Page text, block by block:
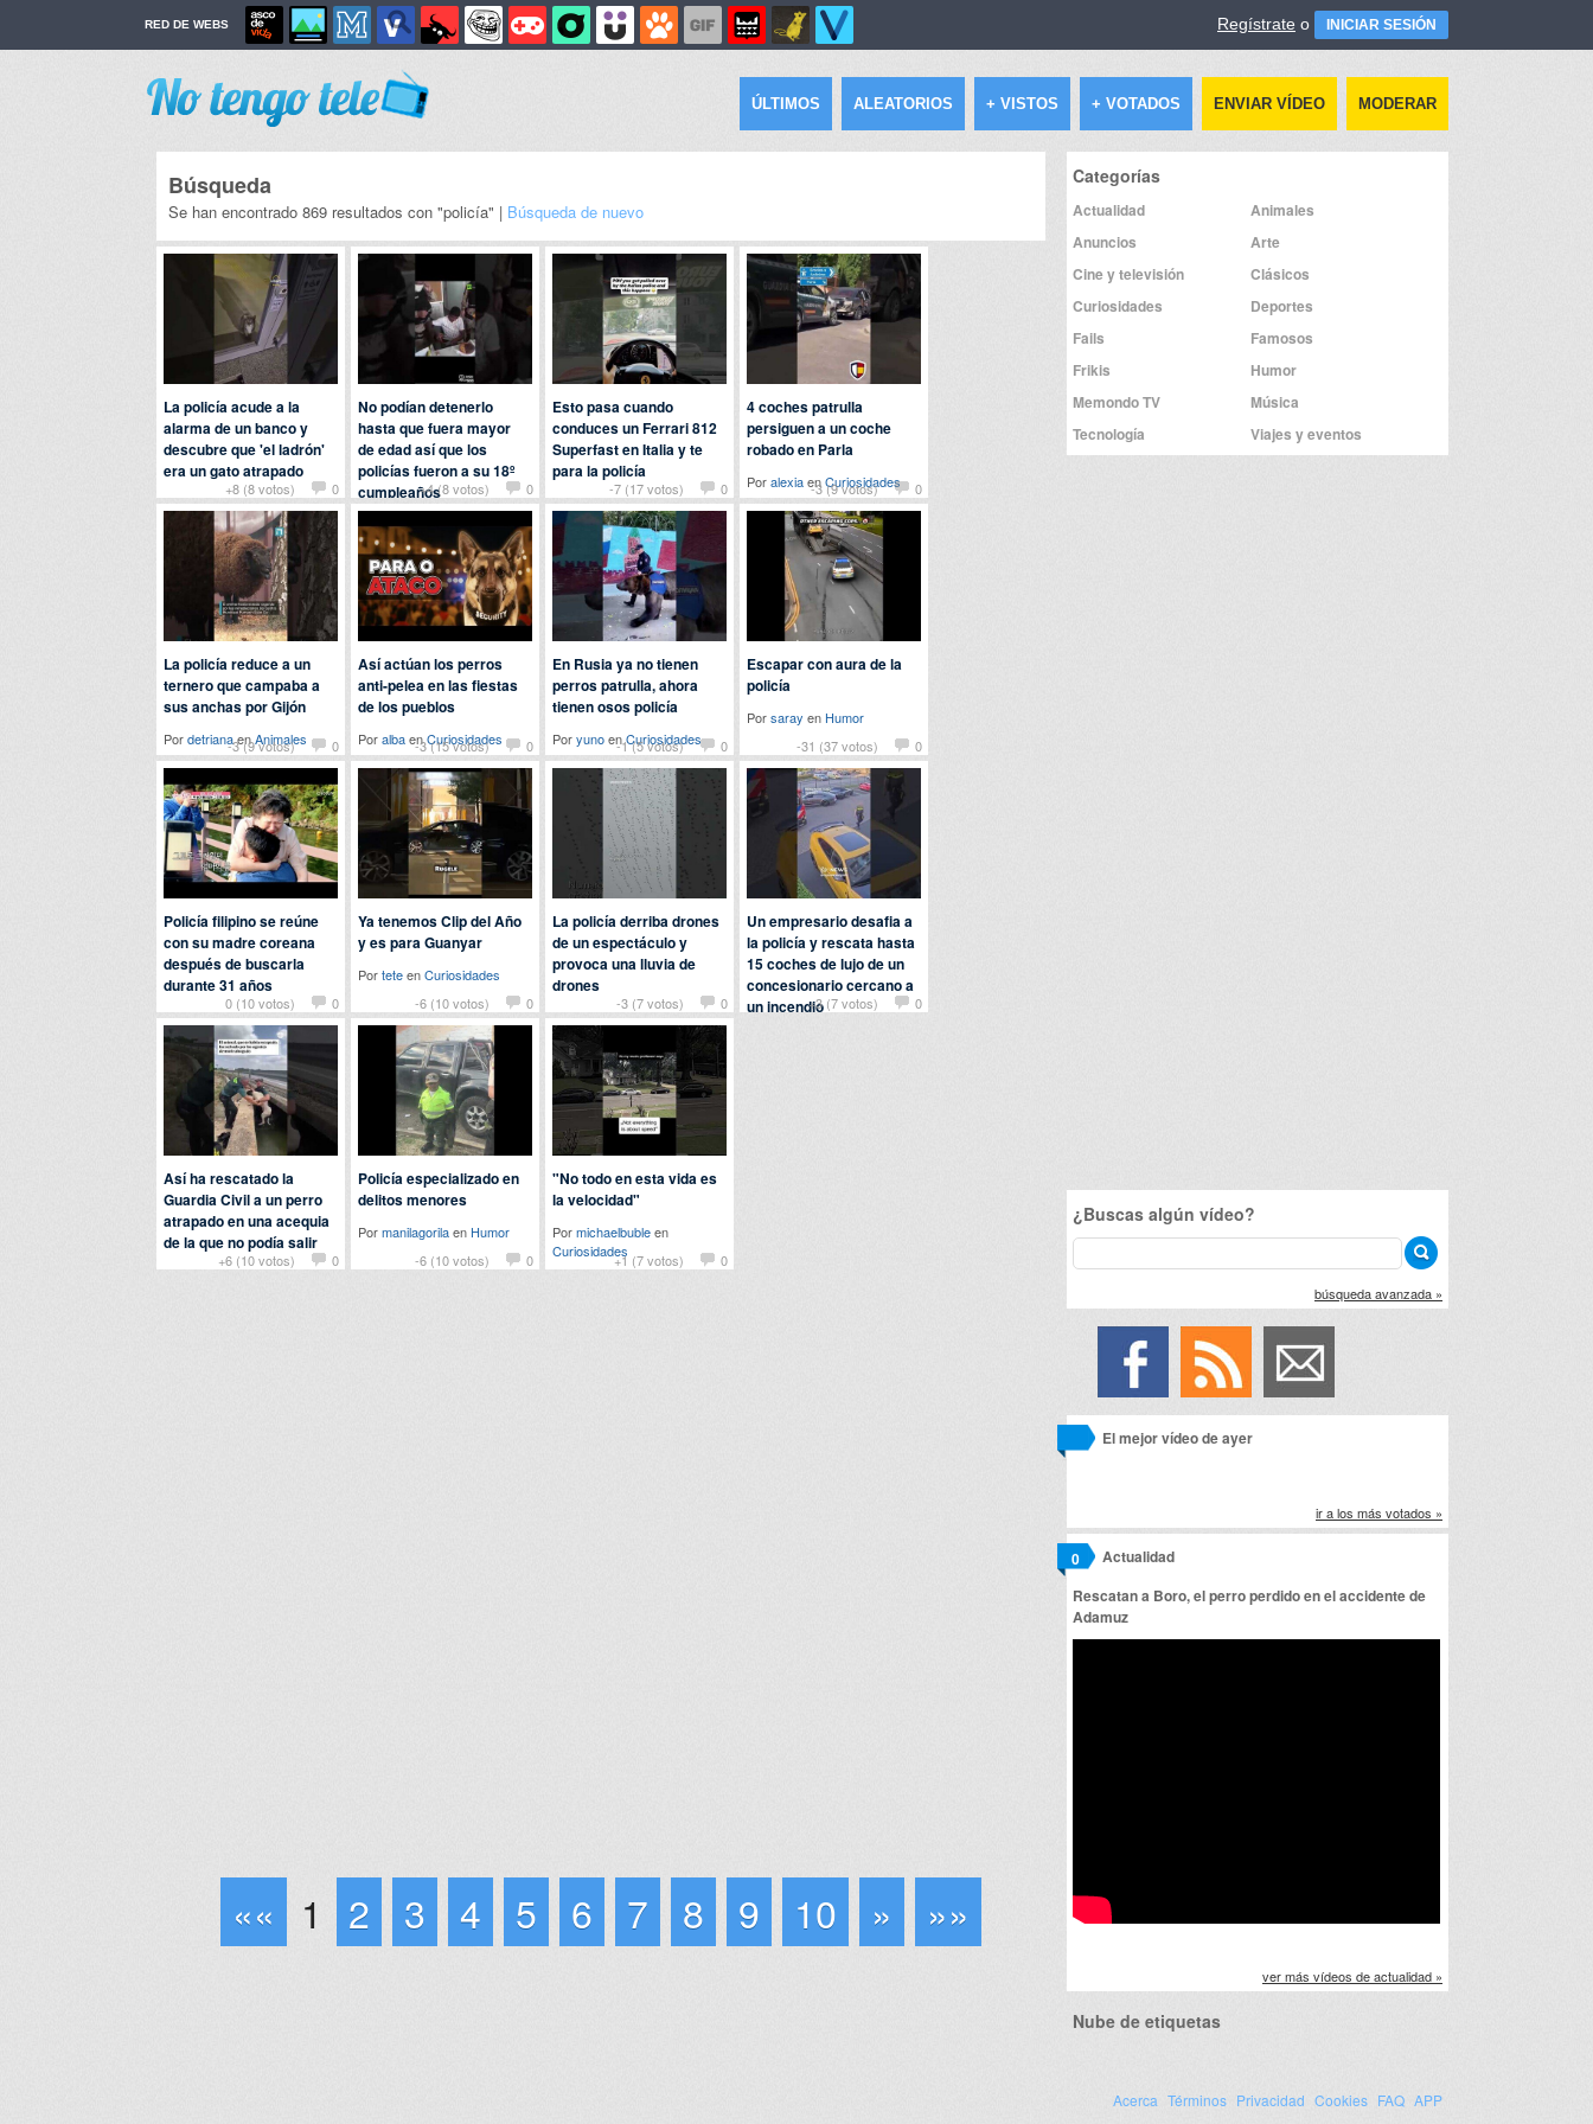
RED DE WEBS Regístrate o INICIAR SESIÓN
ÚLTIMOS ALEATORIOS + VISTOS + VOTADOS ENVIAR VÍDEO MODERAR
Búsqueda
Se han encontrado 869 resultados con "policía" | Búsqueda de nuevo
+8 (8 votos) 0
La policía acude a la
alarma de un banco y
descubre que 'el ladrón'
era un gato atrapado
PoryunoenAnimales
+4 (8 votos) 0
No podían detenerlo
hasta que fuera mayor
de edad así que los
policías fueron a su 18º
cumpleaños
Pormanilagorila
Curiosidades
-7 (17 votos) 0
Esto pasa cuando
conduces un Ferrari 812
Superfast en Italia y te
para la policía
Pornomedigasen
Curiosidades
-3 (9 votos) 0
4 coches patrulla
persiguen a un coche
robado en Parla
PoralexiaenCuriosidades
-3 (9 votos) 0
La policía reduce a un
ternero que campaba a
sus anchas por Gijón
PordetrianaenAnimales -3 (15 votos) 0
Así actúan los perros
anti-pelea en las fiestas
de los pueblos
PoralbaenCuriosidades -1 (5 votos) 0
En Rusia ya no tienen
perros patrulla, ahora
tienen osos policía
PoryunoenCuriosidades -31 (37 votos) 0
Escapar con aura de la
policía
Porsaray en Humor
0 (10 votos) 0
Policía filipino se reúne
con su madre coreana
después de buscarla
durante 31 años
PorerreenCuriosidades
-6 (10 votos) 0
Ya tenemos Clip del Año
y es para Guanyar
PorteteenCuriosidades
-3 (7 votos)
0
La policía derriba drones
de un espectáculo y
provoca una lluvia de
drones
Pormanilagorilaen
Curiosidades
+3 (7 votos) 0
Un empresario desafia a
la policía y rescata hasta
15 coches de lujo de un
concesionario cercano a
un incendio
+6 (10 votos) 0
Así ha rescatado la
Guardia Civil a un perro
atrapado en una acequia
de la que no podía salir
PorferenCuriosidades
-6 (10 votos) 0
Policía especializado en
delitos menores
Pormanilagorilaen Humor
+1 (7 votos)
0
"No todo en esta vida es
la velocidad"
Pormichaelbubleen
Curiosidades
«« 1 2 3 4 5 6 7 8 9 10 » »»
Categorías
Actualidad
Animales
Anuncios
Arte
Cine y televisión
Clásicos
Curiosidades
Deportes
Fails
Famosos
Frikis
Humor
Memondo TV
Música
Tecnología
Viajes y eventos
¿Buscas algún vídeo?
búsqueda avanzada »
El mejor vídeo de ayer
ir a los más votados »
Actualidad
0
Rescatan a Boro, el perro perdido en el accidente de
Adamuz
ver más vídeos de actualidad »
Nube de etiquetas
Acerca Términos Privacidad Cookies FAQ APP